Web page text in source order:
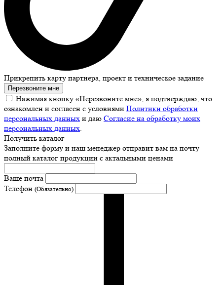
Прикрепить карту партнера, проект и техническое задание
Перезвоните мне
Нажимая кнопку «Перезвоните мне», я подтверждаю, что
ознакомлен и согласен с условиями Политики обработки
персональных данных и даю Согласие на обработку моих
персональных данных
Получить каталог
Заполните форму и наш менеджер отправит вам на почту
полный каталог продукции с актальными ценами
Ваше почта
Телефон (Обязательно)